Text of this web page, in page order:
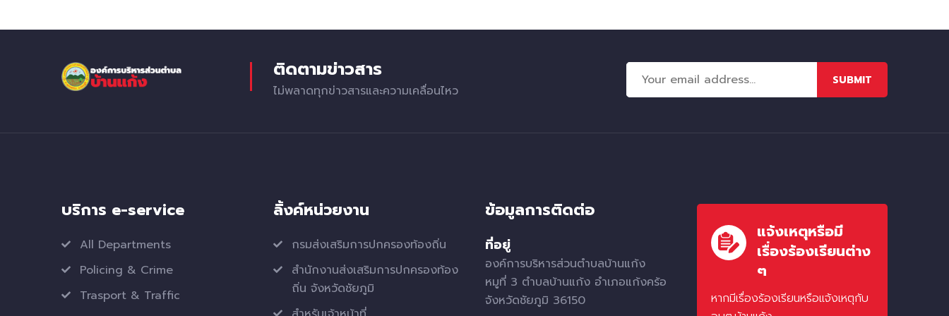
ติดตามข่าวสาร
ไม่พลาดทุกข่าวสารและความเคลื่อนไหว
SUBMIT
บริการ e-service
All Departments
Policing & Crime
Trasport & Traffic
ลิ้งค์หน่วยงาน
กรมส่งเสริมการปกครองท้องถิ่น
สำนักงานส่งเสริมการปกครองท้อง
ถิ่น จังหวัดชัยภูมิ
ข้อมูลการติดต่อ
ที่อยู่
องค์การบริหารส่วนตำบลบ้านแก้ง
หมูที่ 3 ตำบลบ้านแก้ง อำเภอแก้งคร้อ
จังหวัดชัยภูมิ 36150
แจ้งเหตุหรือมี
เรื่องร้องเรียนต่าง
ๆ
หากมีเรื่องร้องเรียนหรือแจ้งเหตุกับ